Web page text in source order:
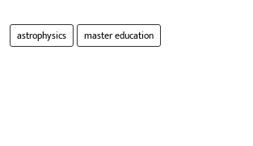
astrophysics master education